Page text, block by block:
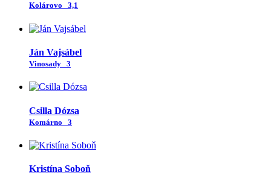
Kolárovo 3,1
Ján Vajsábel
Vinosady 3
Csilla Dózsa
Komárno 3
Kristína Soboň